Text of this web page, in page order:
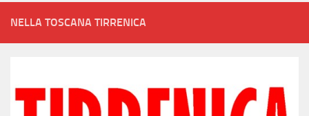
NELLA TOSCANA TIRRENICA